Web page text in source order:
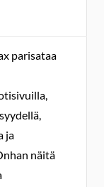
parisataa
ja
näitä